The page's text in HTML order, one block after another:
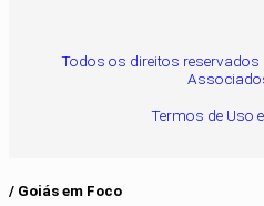
Todos os direitos reservados
Termos de Uso
/ Goiás em Foco